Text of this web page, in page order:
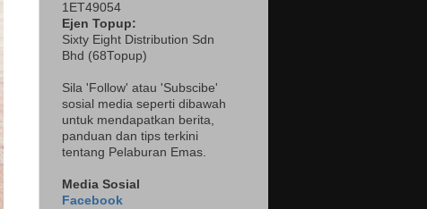
1ET49054
Ejen Topup:
Sixty Eight Distribution Sdn
Bhd (68Topup)
Sila 'Follow' atau 'Subscibe'
sosial media seperti dibawah
untuk mendapatkan berita,
panduan dan tips terkini
tentang Pelaburan Emas.
Media Sosial
Facebook